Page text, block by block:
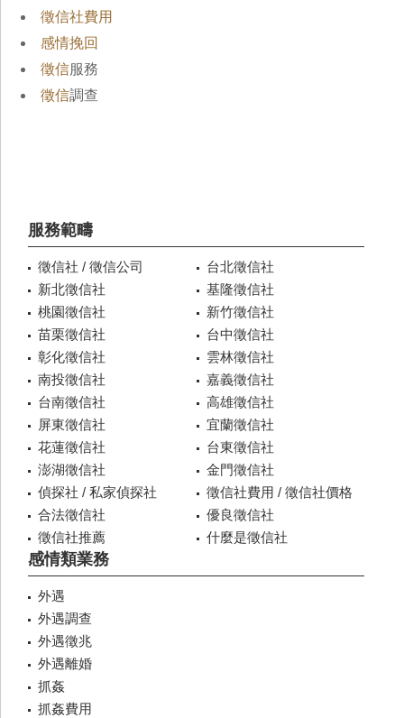
徵信社費用
感情挽回
徵信服務
徵信調查
服務範疇
徵信社 / 徵信公司
台北徵信社
新北徵信社
基隆徵信社
桃園徵信社
新竹徵信社
苗栗徵信社
台中徵信社
彰化徵信社
雲林徵信社
南投徵信社
嘉義徵信社
台南徵信社
高雄徵信社
屏東徵信社
宜蘭徵信社
花蓮徵信社
台東徵信社
澎湖徵信社
金門徵信社
偵探社 / 私家偵探社
徵信社費用 / 徵信社價格
合法徵信社
優良徵信社
徵信社推薦
什麼是徵信社
感情類業務
外遇
外遇調查
外遇徵兆
外遇離婚
抓姦
抓姦費用